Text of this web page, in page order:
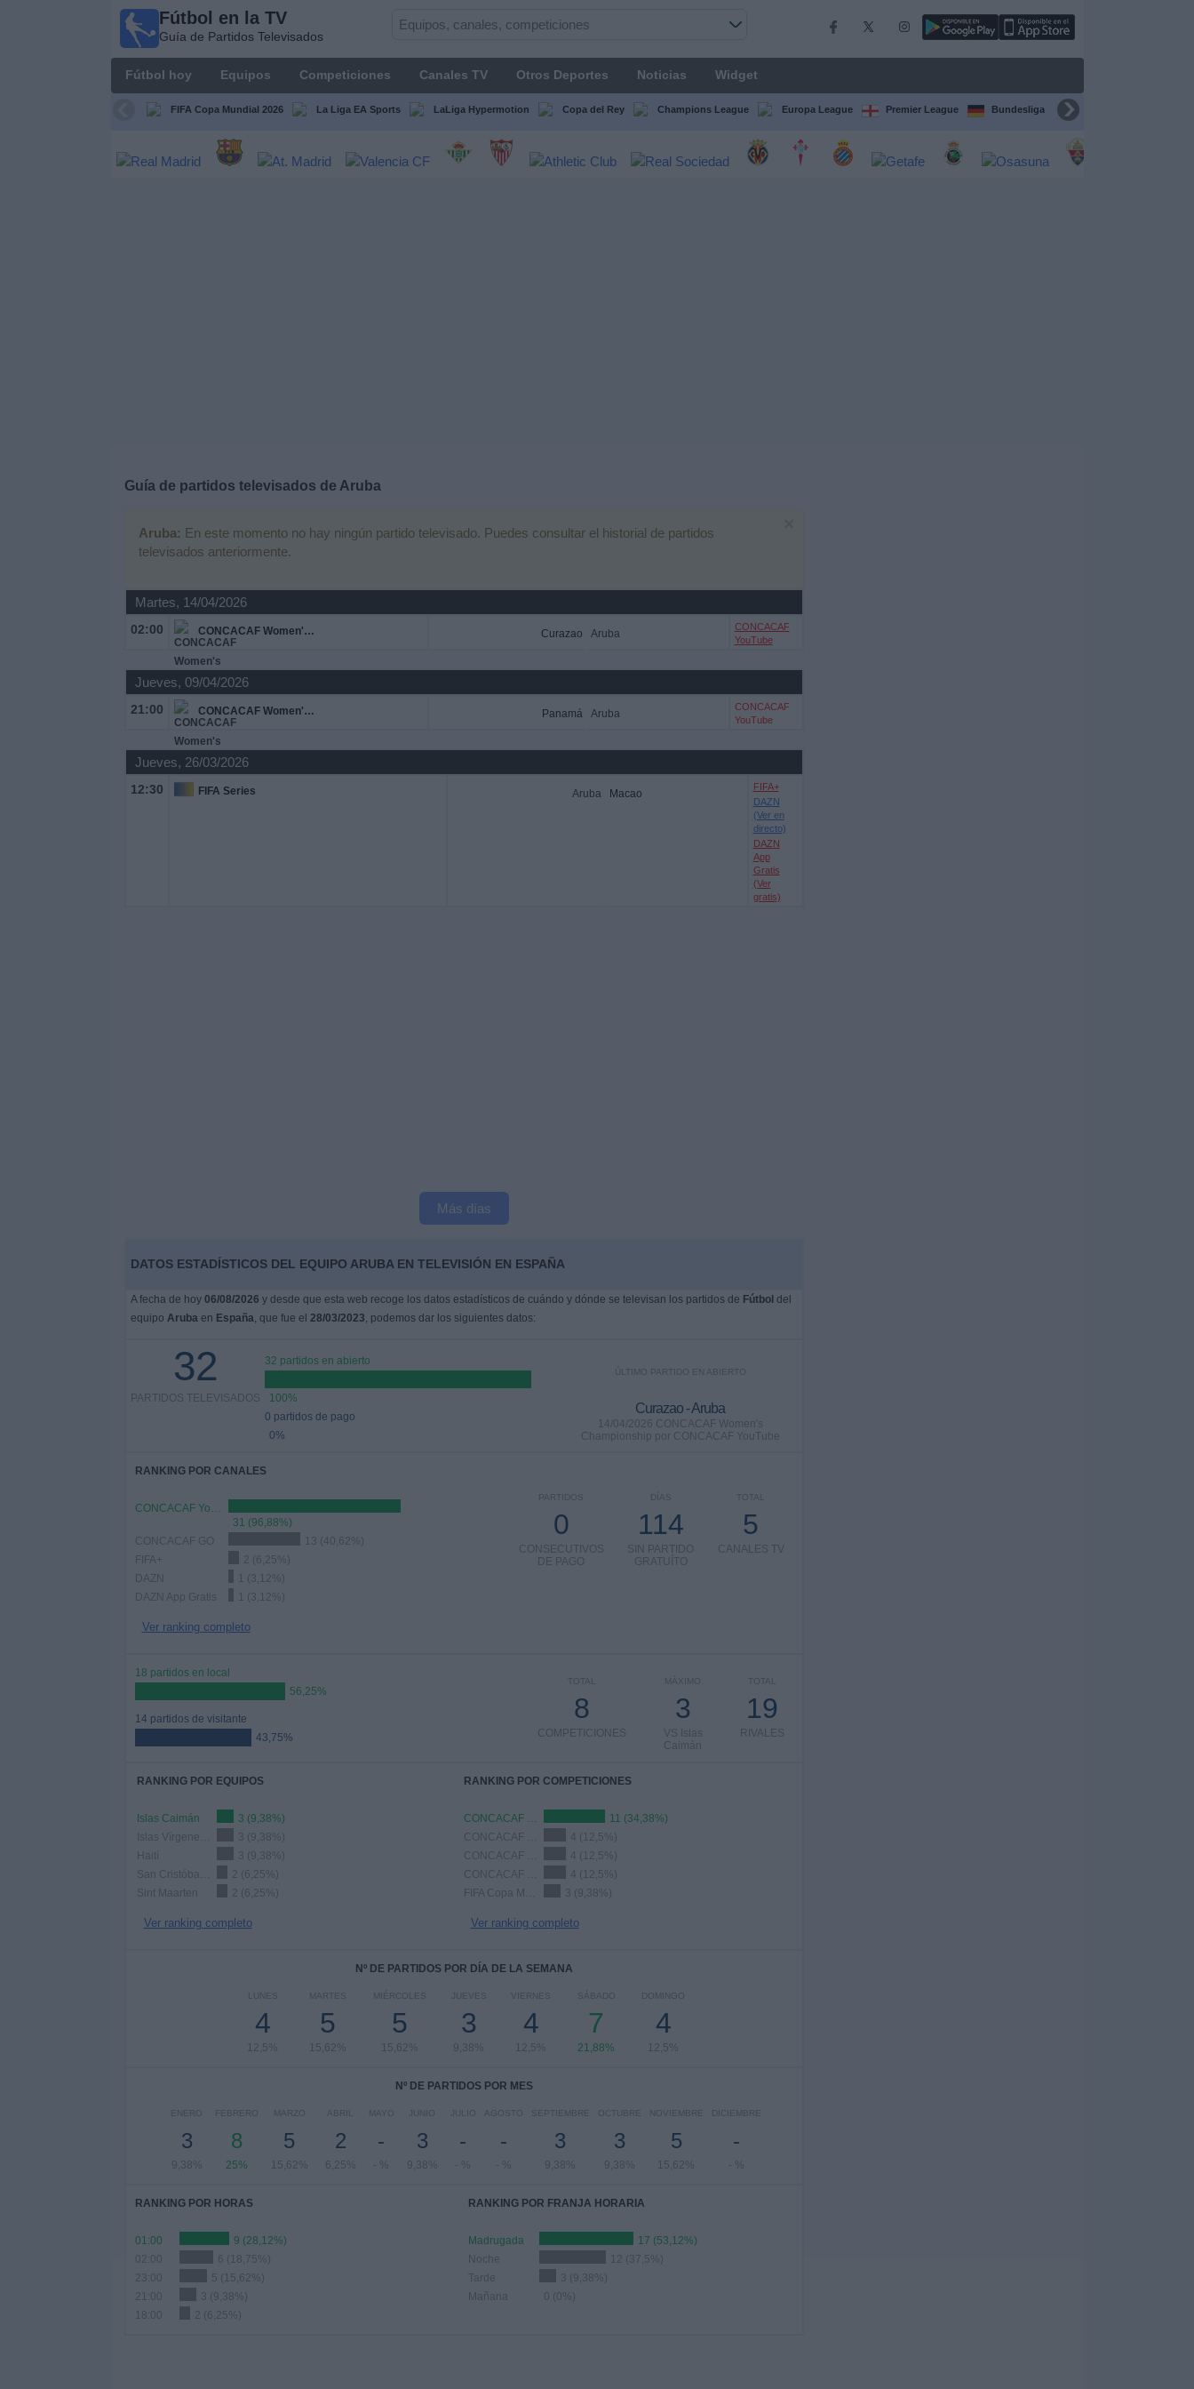
Fútbol en la TV
Guía de Partidos Televisados
Fútbol hoy Equipos Competiciones Canales TV Otros Deportes Noticias Widget
FIFA Copa Mundial 2026 La Liga EA Sports LaLiga Hypermotion Copa del Rey Champions League Europa League Premier League Bundesliga Supercopa de España
Guía de partidos televisados de Aruba
Aruba: En este momento no hay ningún partido televisado. Puedes consultar el historial de partidos
televisados anteriormente.
Martes, 14/04/2026
02:00 CONCACAF Women's Championship Curazao Aruba
CONCACAF
YouTube
Jueves, 09/04/2026
21:00 CONCACAF Women's Championship Panamá Aruba
CONCACAF
YouTube
Jueves, 26/03/2026
12:30 FIFA Series Aruba Macao
FIFA+
DAZN
(Ver en
directo)
DAZN
App
Gratis
(Ver
gratis)
Más días
DATOS ESTADÍSTICOS DEL EQUIPO ARUBA EN TELEVISIÓN EN ESPAÑA
A fecha de hoy 06/08/2026 y desde que esta web recoge los datos estadísticos de cuándo y dónde se televisan los partidos de Fútbol del
equipo Arubaen España, que fue el 28/03/2023, podemos dar los siguientes datos:
32
PARTIDOS TELEVISADOS
32 partidos en abierto
100%
0 partidos de pago
0%
ÚLTIMO PARTIDO EN ABIERTO
Curazao - Aruba
14/04/2026 CONCACAF Women's
Championship por CONCACAF YouTube
RANKING POR CANALES
CONCACAF YouTube
31 (96,88%)
CONCACAF GO
13 (40,62%)
FIFA+
2 (6,25%)
DAZN
1 (3,12%)
DAZN App Gratis
1 (3,12%)
Ver ranking completo
TOTAL
5
CANALES TV
DÍAS
114
SIN PARTIDO
GRATUÍTO
PARTIDOS
0
CONSECUTIVOS
DE PAGO
18 partidos en local
56,25%
14 partidos de visitante
43,75%
TOTAL
19
RIVALES
MÁXIMO
3
VS Islas
Caimán
TOTAL
8
COMPETICIONES
RANKING POR EQUIPOS
Islas Caimán
3 (9,38%)
3 (9,38%)
Haití
3 (9,38%)
2 (6,25%)
Sint Maarten
2 (6,25%)
Ver ranking completo
RANKING POR COMPETICIONES
CONCACAF Nations League
11 (34,38%)
4 (12,5%)
4 (12,5%)
4 (12,5%)
3 (9,38%)
Ver ranking completo
Nº DE PARTIDOS POR DÍA DE LA SEMANA
LUNES
4
12,5%
MARTES
5
15,62%
MIÉRCOLES
5
15,62%
JUEVES
3
9,38%
VIERNES
4
12,5%
SÁBADO
7
21,88%
DOMINGO
4
12,5%
Nº DE PARTIDOS POR MES
ENERO
3
9,38%
FEBRERO
8
25%
MARZO
5
15,62%
ABRIL
2
6,25%
MAYO
-
- %
JUNIO
3
9,38%
JULIO
-
- %
AGOSTO
-
- %
SEPTIEMBRE
3
9,38%
OCTUBRE
3
9,38%
NOVIEMBRE
5
15,62%
DICIEMBRE
-
- %
RANKING POR HORAS
01:00
9 (28,12%)
02:00
6 (18,75%)
23:00
5 (15,62%)
21:00
3 (9,38%)
18:00
2 (6,25%)
RANKING POR FRANJA HORARIA
Madrugada
17 (53,12%)
Noche
12 (37,5%)
Tarde
3 (9,38%)
Mañana
0 (0%)